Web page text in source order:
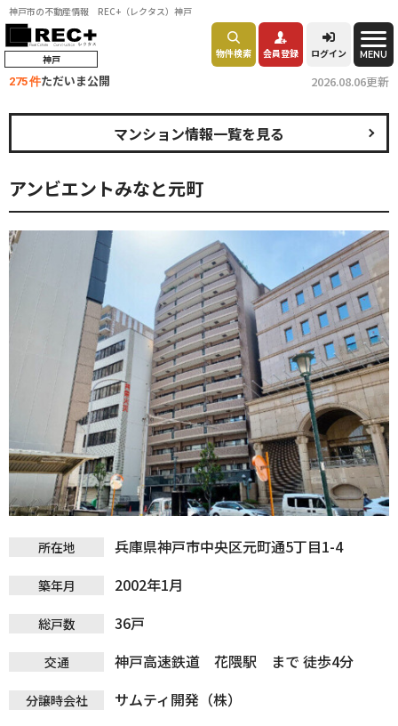
神戸市の不動産情報 REC+（レクタス）神戸
神戸 物件検索 会員登録 ログイン MENU
275 件ただいま公開 2026.08.06更新
アンビエントみなと元町
マンション情報一覧を見る
所在地 兵庫県神戸市中央区元町通5丁目1-4
築年月 2002年1月
総戸数 36戸
交通 神戸高速鉄道 花隈駅 まで 徒歩4分
分譲時会社 サムティ開発（株）